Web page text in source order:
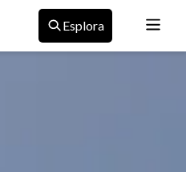
Esplora